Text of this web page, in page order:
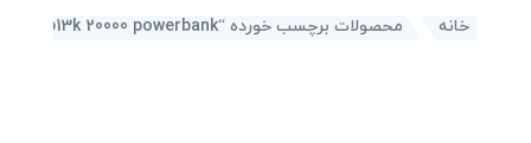
خانه محصولات برچسب خورده “awei p13k 20000 powerbank”